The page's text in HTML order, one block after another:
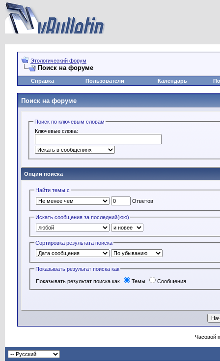
Этологический форум
Поиск на форуме
Справка Пользователи Календарь
Поиск на форуме
Поиск по ключевым словам
Ключевые слова:
Опции поиска
Найти темы с
Ответов
Искать сообщения за последний(юю)
Сортировка результата поиска
Показывать результат поиска как
Показывать результат поиска как Темы Сообщения
Часовой